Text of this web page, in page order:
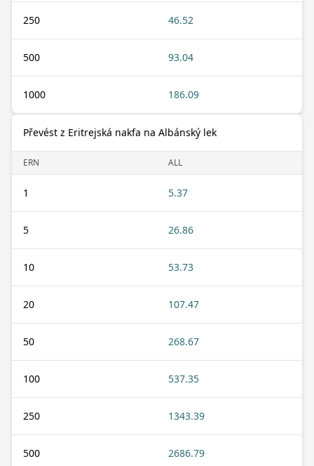
250 46.52
500 93.04
1000 186.09
Převést z Eritrejská nakfa na Albánský lek
ERN ALL
1 5.37
5 26.86
10 53.73
20 107.47
50 268.67
100 537.35
250 1343.39
500 2686.79